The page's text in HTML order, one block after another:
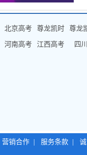
北京高考 尊龙凯时 尊龙
河南高考 江西高考 四
营销合作 服务条款 诚